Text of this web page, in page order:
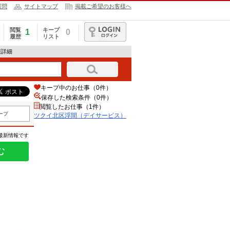
問 サイトマップ 掲載ご希望のお客様へ
閲覧
履歴
1
キープ
リスト
0
ログイン
細
プ
新情報です
キープ中のお仕事（0件）
保存した検索条件（0件）
閲覧したお仕事（1件）
ツクイ北区浮間（デイサービス）